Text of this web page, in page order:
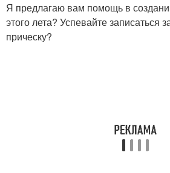
Я предлагаю вам помощь в
этого лета? Успевайте записаться
прическу?